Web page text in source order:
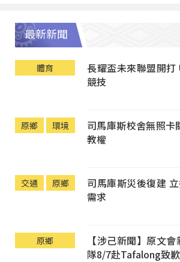
最新新聞
體育
長耀盃未來聯盟開打
競技
原鄉 環境
司馬庫斯校舍無照卡
教權
交通 原鄉
司馬庫斯災後復建
需求
原鄉
【涉己新聞】原文
隊8/7赴Tafalong致歉